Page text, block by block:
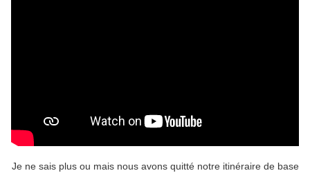
Je ne sais plus ou mais nous avons quitté notre itinéraire de base